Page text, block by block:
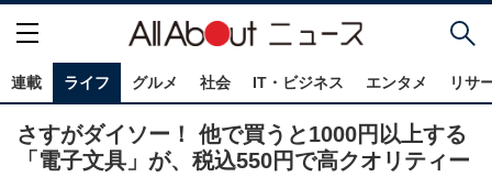
連載 ライフ グルメ 社会 IT・ビジネス エンタメ リサ
さすがダイソー！ 他で買うと1000円以上する
「電子文具」が、税込550円で高クオリティー